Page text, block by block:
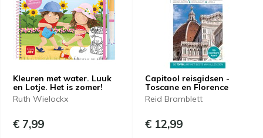
Kleuren met water. Luuk
en Lotje. Het is zomer!
Ruth Wielockx
€ 7,99
Capitool reisgidsen -
Toscane en Florence
Reid Bramblett
€ 12,99